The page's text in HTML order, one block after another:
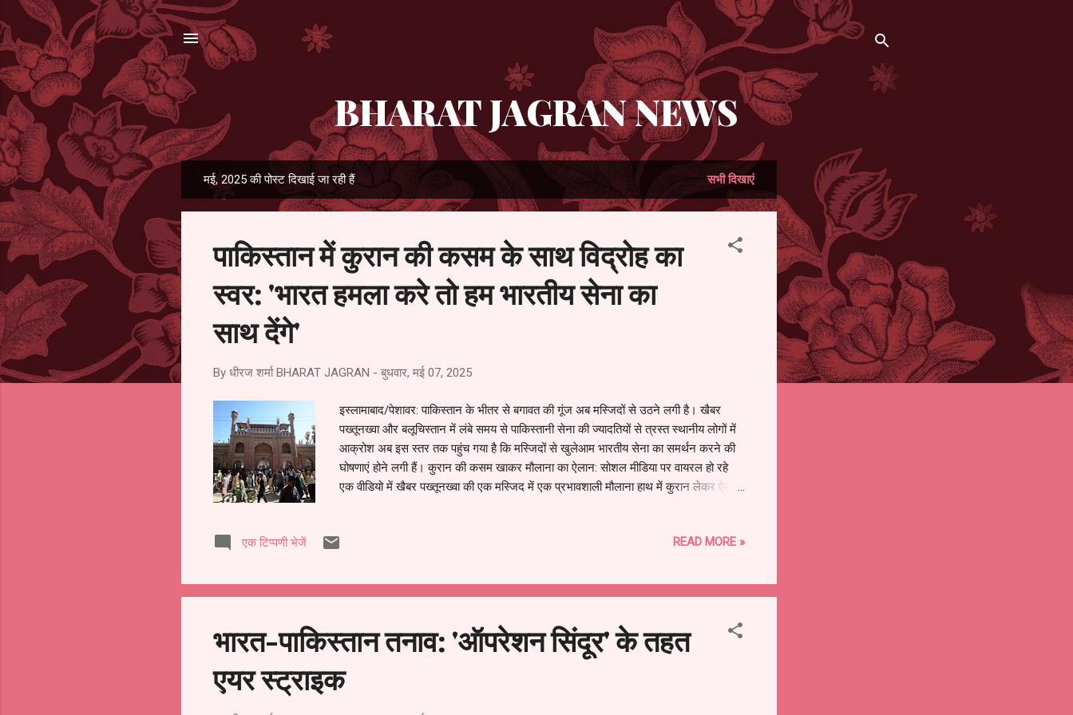
BHARAT JAGRAN NEWS
दे
मई, 2025 की पोस्ट दिखाई जा रही हैं सभी दिखाएं
पाकिस्तान में कुरान की कसम के साथ विद्रोह का
स्वर: 'भारत हमला करे तो हम भारतीय सेना का
साथ देंगे'
By धीरज शर्माBHARAT JAGRAN - बुधवार, मई 07, 2025
इस्लामाबाद/पेशावर: पाकिस्तान के भीतर से बगावत की गूंज अब मस्जिदों से उठने लगी है। खैबर
पख्तूनख्वा और बलूचिस्तान में लंबे समय से पाकिस्तानी सेना की ज्यादतियों से त्रस्त स्थानीय लोगों में
आक्रोश अब इस स्तर तक पहुंच गया है कि मस्जिदों से खुलेआम भारतीय सेना का समर्थन करने की
घोषणाएं होने लगी हैं। कुरान की कसम खाकर मौलाना का ऐलान: सोशल मीडिया पर वायरल हो रहे
एक वीडियो में खैबर पख्तूनख्वा की एक मस्जिद में एक प्रभावशाली मौलाना हाथ में कुरान लेकर ऐलान
आक्रमण की दुआ करते हैं, ताकि उन्हें पाकिस्तानी सेना के जुल्म से मुक्ति मिल सके। खौफ में
परिवारों ने अपने परिजनों को सैन्य अभियानों में खो दिया है। अब ये दर्द मस्जिदों के मिंबर से आवाज
बनकर उभर रहा है। मौलाना ने कहा, "हमने अपनी जमीन, अपने लोग और अपने बच्चे खोए है...
एक टिप्पणी भेजें READ MORE »
भारत-पाकिस्तान तनाव: 'ऑपरेशन सिंदूर' के तहत
एयर स्ट्राइक